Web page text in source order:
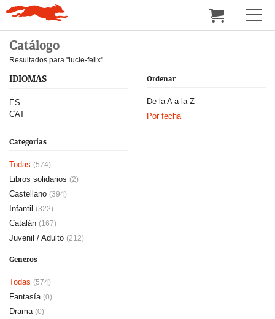
Catálogo
Resultados para "lucie-felix"
Ordenar
De la A a la Z
Por fecha
IDIOMAS
ES
CAT
Categorías
Todas (574)
Libros solidarios (2)
Castellano (394)
Infantil (322)
Catalán (167)
Juvenil / Adulto (212)
Generos
Todas (574)
Fantasía (0)
Drama (0)